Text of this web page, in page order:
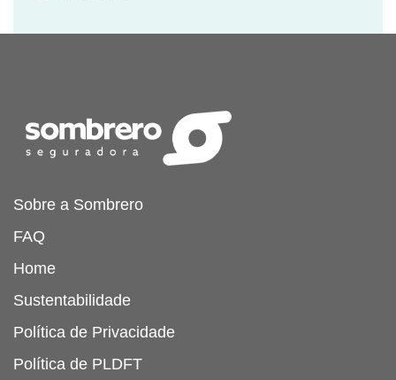
Sobre a Sombrero
FAQ
Home
Sustentabilidade
Política de Privacidade
Política de PLDFT